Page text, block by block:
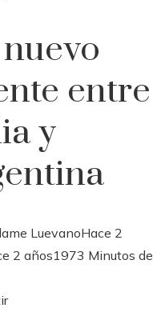
entre
y
LuevanoHace 2
2 años1973 Minutos de